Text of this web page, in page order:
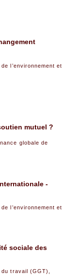
l’environnement et
mutuel ?
globale de
-
l’environnement et
sociale des
du travail (GGT)